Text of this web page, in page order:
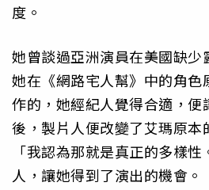
度。
她曾談過亞洲演員在美國缺少
她在《網路宅人幫》中的角色
作的，她經紀人覺得合適，便
後，製片人便改變了艾瑪原本
「我認為那就是真正的多樣
人，讓她得到了演出的機會。